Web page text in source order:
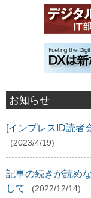
お知らせ
[インプレスID読者
(2023/4/19)
記事の続きが読め
して
(2022/12/14)